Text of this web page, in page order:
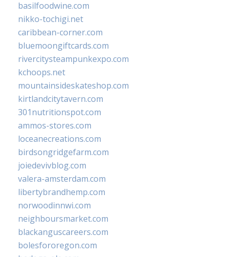
basilfoodwine.com
nikko-tochigi.net
caribbean-corner.com
bluemoongiftcards.com
rivercitysteampunkexpo.com
kchoops.net
mountainsideskateshop.com
kirtlandcitytavern.com
301nutritionspot.com
ammos-stores.com
loceanecreations.com
birdsongridgefarm.com
joiedevivblog.com
valera-amsterdam.com
libertybrandhemp.com
norwoodinnwi.com
neighboursmarket.com
blackanguscareers.com
bolesfororegon.com